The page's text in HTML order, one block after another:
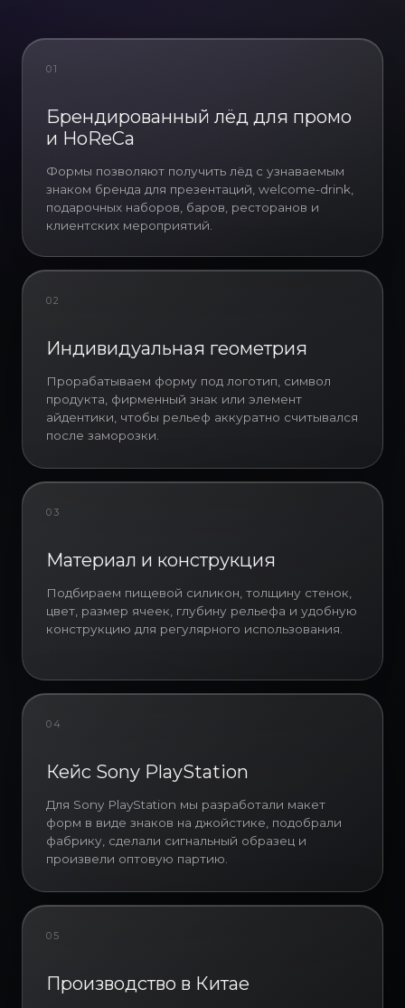
01
Брендированный лёд для промо
и HoReCa
Формы позволяют получить лёд с узнаваемым
знаком бренда для презентаций, welcome-drink,
подарочных наборов, баров, ресторанов и
клиентских мероприятий.
02
Индивидуальная геометрия
Прорабатываем форму под логотип, символ
продукта, фирменный знак или элемент
айдентики, чтобы рельеф аккуратно считывался
после заморозки.
03
Материал и конструкция
Подбираем пищевой силикон, толщину стенок,
цвет, размер ячеек, глубину рельефа и удобную
конструкцию для регулярного использования.
04
Кейс Sony PlayStation
Для Sony PlayStation мы разработали макет
форм в виде знаков на джойстике, подобрали
фабрику, сделали сигнальный образец и
произвели оптовую партию.
05
Производство в Китае
изготовление форм для льда
индивидуальной формы в Китае
для B2B-заказчиков, которым
нужен контролируемый
производственный процесс и
понятный результат. Мы не
ограничиваемся подбором
готовой позиции из каталога:
если задача требует уникальной
формы, мы прорабатываем
конструкцию, оцениваем
подбираем фабрику,
согласовываем материал, цвет,
рельеф, глубину ячеек,
расположение логотипа и
параметры упаковки. После этого
изготавливается сигнальный
образец, который позволяет
проверить форму, цвет, качество
силикона, читаемость логотипа,
глубину отливки льда и удобство
после согласования образца
Кейс: форма для льда Playstation
для Sony PlayStation
На фотографиях представлен
проект Infinity Project: форма для
льда Playstation, изготовленная
нами в Китае для компании Sony
задаче клиента нужно было
силиконовую форму для льда, а
брендированный продукт,
построенный вокруг узнаваемых
знаков на джойстике PlayStation.
Мы разработали макет,
подобрали фабрику, изготовили
изделие и произвели оптовую
логистикой в Москву и